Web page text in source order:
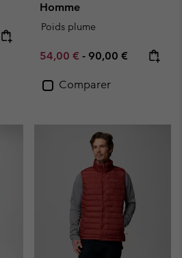
Homme
Poids plume
Minimum sale price:
54,00 € - Maximum price:
90,00 €
Comparer